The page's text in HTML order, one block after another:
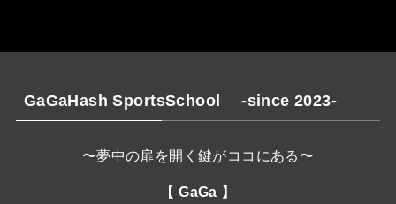
GaGaHash SportsSchool -since 2023-
〜夢中の扉を開く鍵がココにある〜
【 GaGa 】